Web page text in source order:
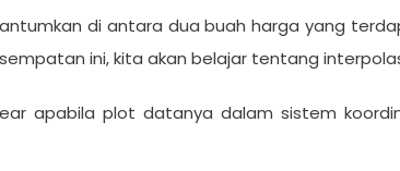
di antara dua buah harga yang
ini, kita akan belajar tentang
apabila plot datanya dalam sistem